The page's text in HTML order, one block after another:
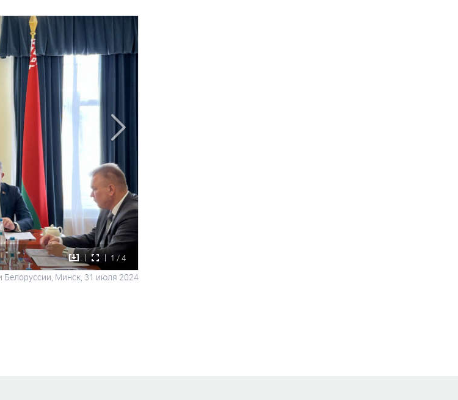
1 / 4
Минск, 31 июля 2024